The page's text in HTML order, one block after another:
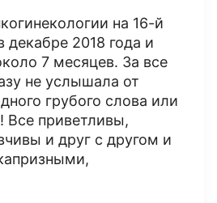
на 16-й
декабре 2018 года и
7 месяцев. За все
не услышала от
грубого слова или
Все приветливы,
и друг с другом и